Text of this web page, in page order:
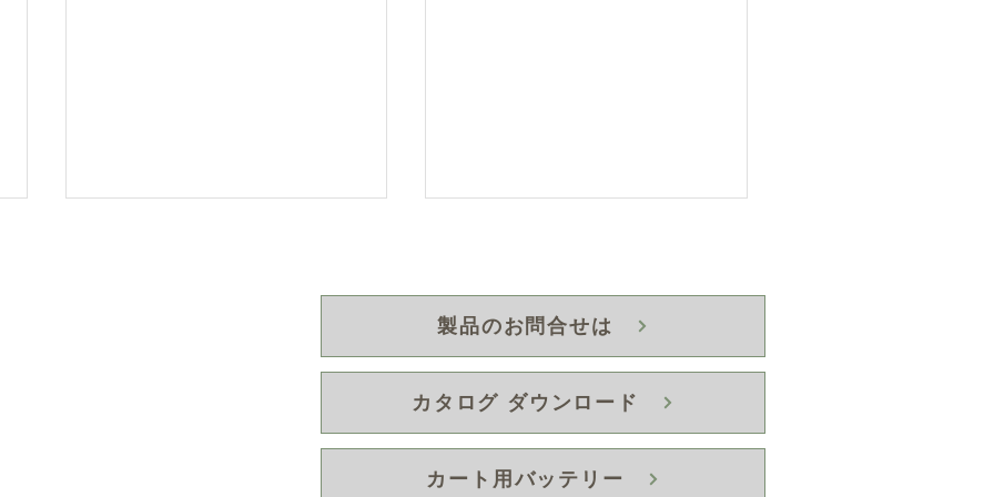
v2 全国でご試乗いただいたい
キャディカート SR-X 出荷
を再開いたしました。
製品のお問合せは
カタログ ダウンロード
カート用バッテリー